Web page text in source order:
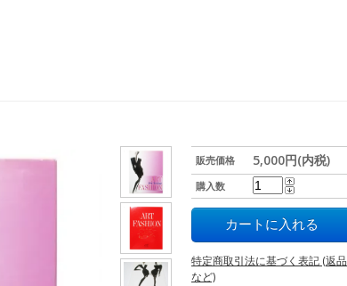
販売価格 5,000円(内税)
購入数
特定商取引法に基づく表記 (返品
など)